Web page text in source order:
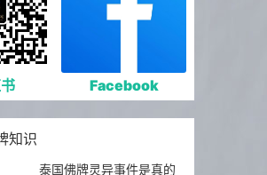
Facebook
知识
泰国佛牌灵异事件是真的